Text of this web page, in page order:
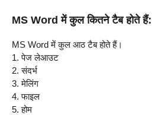
MS Word में कुल कितने टैब होते हैं:
MS Word में कुल आठ टैब होते हैं।
1. पेज लेआउट
2. संदर्भ
3. मेलिंग
4. फाइल
5. होम